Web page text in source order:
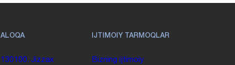
ALOQA
130100. Jizzax
IJTIMOIY TARMOQLAR
Bizning ijtimoiy